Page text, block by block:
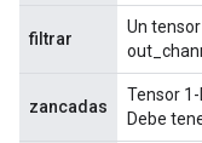
filtrar
Un
zancadas
Tensor
Debe